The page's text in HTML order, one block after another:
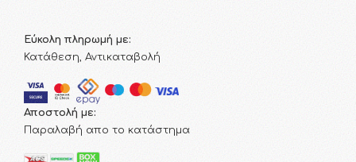
Εύκολη πληρωμή με:
Κατάθεση, Αντικαταβολή
Αποστολή με:
Παραλαβή απο το κατάστημα